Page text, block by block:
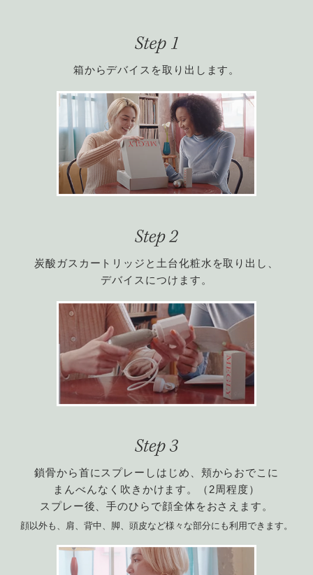
箱からデバイスを取り出します。
炭酸ガスカートリッジと土台化粧水を取り出し、
デバイスにつけます。
鎖骨から首にスプレーしはじめ、頬からおでこに
まんべんなく吹きかけます。（2周程度）
スプレー後、手のひらで顔全体をおさえます。
顔以外も、肩、背中、脚、頭皮など様々な部分にも利用できます。